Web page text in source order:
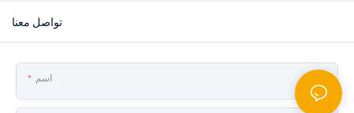
تواصل معنا
اسم